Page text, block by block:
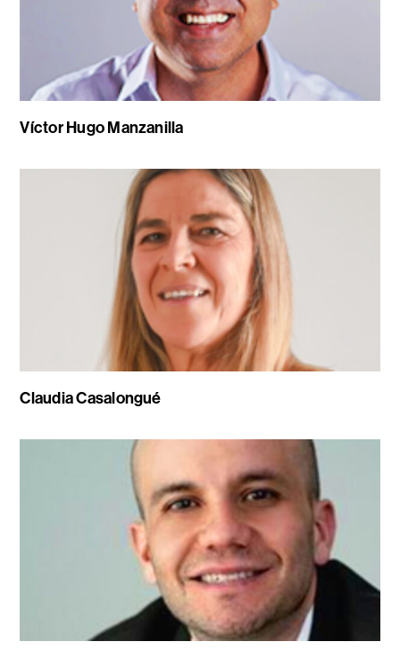
Víctor Hugo Manzanilla
Claudia Casalongué